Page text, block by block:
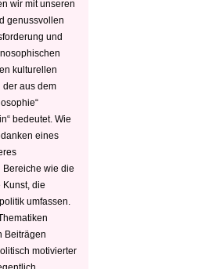
wir mit unseren
genussvollen
und
kulturellen
der aus dem
bedeutet. Wie
eines
wie die
die
umfassen.
Beiträgen
motivierter